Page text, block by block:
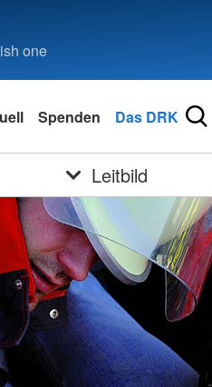
one
Spenden Das DRK
Leitbild